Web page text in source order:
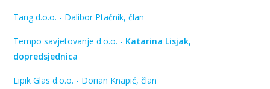
Tang d.o.o. - Dalibor Ptačnik, član
Tempo savjetovanje d.o.o. - Katarina Lisjak,
dopredsjednica
Lipik Glas d.o.o. - Dorian Knapić, član